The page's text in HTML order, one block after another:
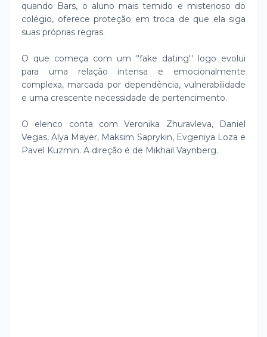
quando Bars, o aluno mais temido e misterioso do
colégio, oferece proteção em troca de que ela siga
suas próprias regras.
O que começa com um ''fake dating'' logo evolui
para uma relação intensa e emocionalmente
complexa, marcada por dependência, vulnerabilidade
e uma crescente necessidade de pertencimento.
O elenco conta com Veronika Zhuravleva, Daniel
Vegas, Alya Mayer, Maksim Saprykin, Evgeniya Loza e
Pavel Kuzmin. A direção é de Mikhail Vaynberg.